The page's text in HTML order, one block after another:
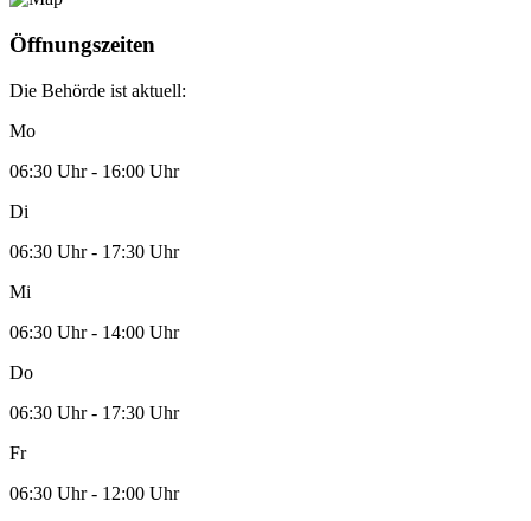
Öffnungszeiten
Die Behörde ist aktuell:
Mo
06:30 Uhr - 16:00 Uhr
Di
06:30 Uhr - 17:30 Uhr
Mi
06:30 Uhr - 14:00 Uhr
Do
06:30 Uhr - 17:30 Uhr
Fr
06:30 Uhr - 12:00 Uhr